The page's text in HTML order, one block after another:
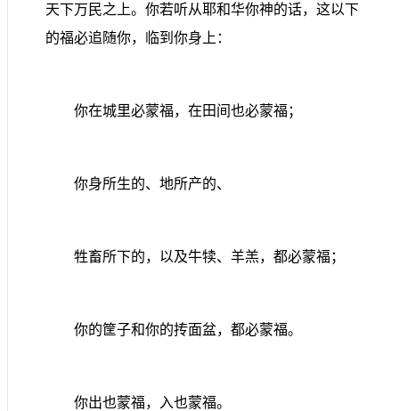
天下万民之上。你若听从耶和华你神的话，这以下
的福必追随你，临到你身上：
你在城里必蒙福，在田间也必蒙福；
你身所生的、地所产的、
牲畜所下的，以及牛犊、羊羔，都必蒙福；
你的筐子和你的抟面盆，都必蒙福。
你出也蒙福，入也蒙福。